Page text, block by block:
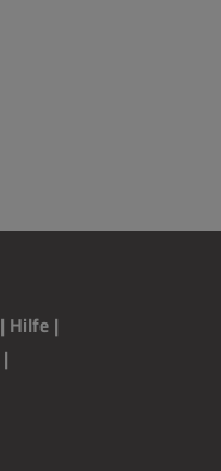
| Hilfe |
|